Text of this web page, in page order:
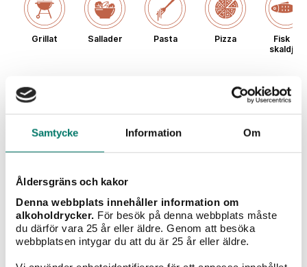
Samtycke Information Om
Åldersgräns och kakor
Denna webbplats innehåller information om
alkoholdrycker. För besök på denna webbplats måste
du därför vara 25 år eller äldre. Genom att besöka
webbplatsen intygar du att du är 25 år eller äldre.
Grillat Sallader Pasta Pizza
Fisk &
skaldjur
Moncigale